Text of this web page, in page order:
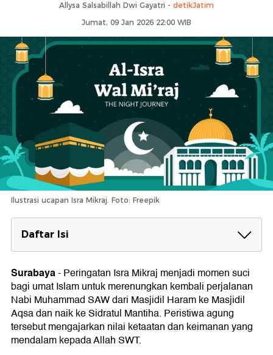
Allysa Salsabillah Dwi Gayatri - detikJatim
Jumat, 09 Jan 2026 22:00 WIB
Ilustrasi ucapan Isra Mikraj. Foto: Freepik
Daftar Isi
50 Ide Ucapan Selamat Isra Mikraj
Surabaya-Peringatan Isra Mikraj menjadi momen suci
bagi umat Islam untuk merenungkan kembali perjalanan
Nabi Muhammad SAW dari Masjidil Haram ke Masjidil
Aqsa dan naik ke Sidratul Mantiha. Peristiwa agung
tersebut mengajarkan nilai ketaatan dan keimanan yang
mendalam kepada Allah SWT.